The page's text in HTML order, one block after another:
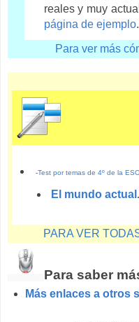
reales y muy
página de ejemplo.
Para ver más
-Test por temas de 4º de la
El mundo actual.
PARA VER
Para saber
Más enlaces a otros